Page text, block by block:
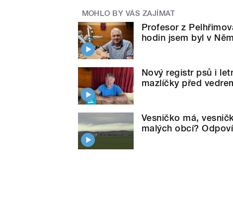
MOHLO BY VÁS ZAJÍMAT
Profesor z
hodin jsem byl v
Nový registr psů i
mazlíčky před
Vesničko má,
malých obcí?